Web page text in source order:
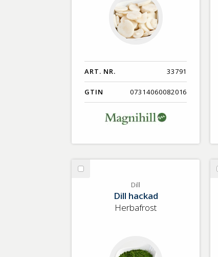
ART. NR. 33791
GTIN 07314060082016
Välj
Dill
Dill hackad
Herbafrost